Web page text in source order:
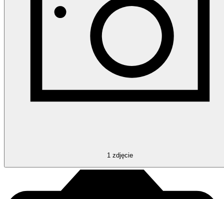
1 zdjęcie